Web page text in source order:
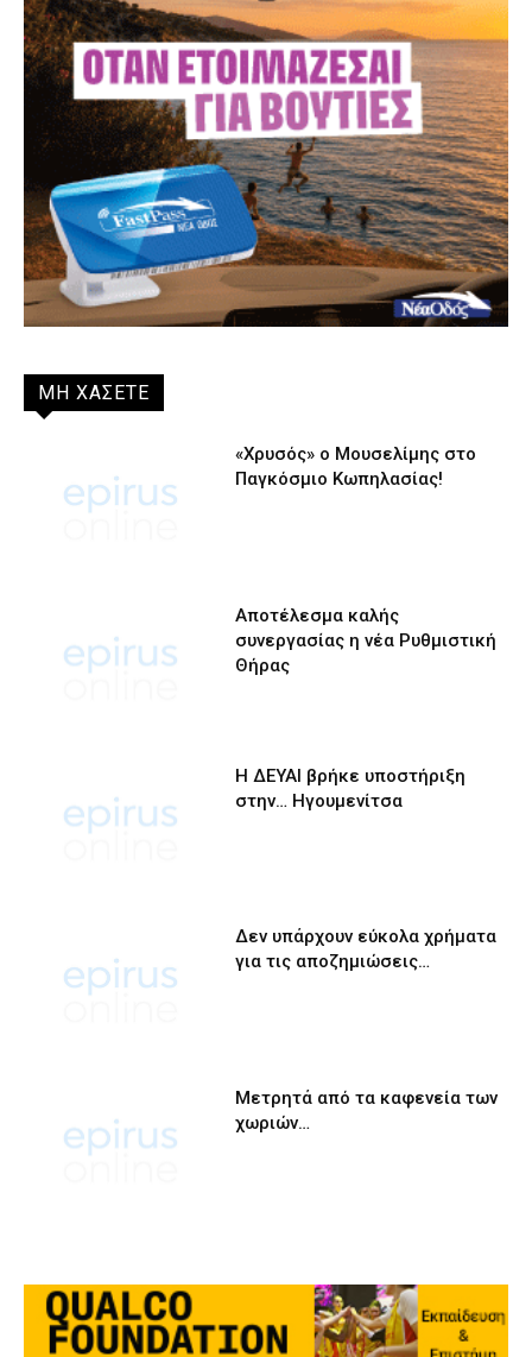
ΜΗ ΧΑΣΕΤΕ
«Χρυσός» ο Μουσελίμης στο
Παγκόσμιο Κωπηλασίας!
Αποτέλεσμα καλής
συνεργασίας η νέα Ρυθμιστική
Θήρας
Η ΔΕΥΑΙ βρήκε υποστήριξη
στην… Ηγουμενίτσα
Δεν υπάρχουν εύκολα χρήματα
για τις αποζημιώσεις…
Μετρητά από τα καφενεία των
χωριών…